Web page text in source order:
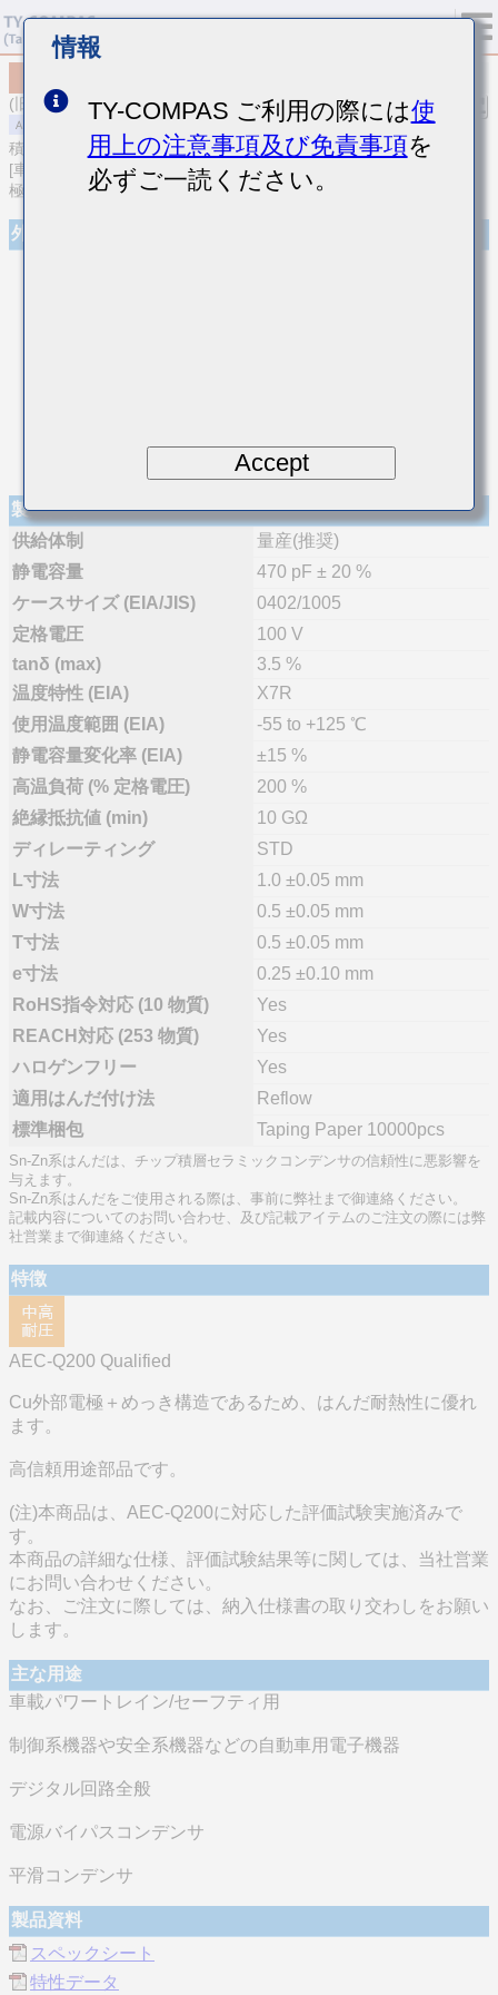
(旧品番 HMR105B7471MV-F)
積層セラミックコンデンサ
[車載パワートレイン/セーフティ用 (AEC-Q200 Qualified) Cu外部電
極品中高耐圧積層セラミックコンデンサ]
外観
製品仕様
供給体制
量産(推奨)
静電容量
470 pF ± 20 %
ケースサイズ (EIA/JIS)
0402/1005
定格電圧
100 V
tanδ (max)
3.5 %
温度特性 (EIA)
X7R
使用温度範囲 (EIA)
-55 to +125 ℃
静電容量変化率 (EIA)
±15 %
高温負荷 (% 定格電圧)
200 %
絶縁抵抗値 (min)
10 GΩ
ディレーティング
STD
L寸法
1.0 ±0.05 mm
W寸法
0.5 ±0.05 mm
T寸法
0.5 ±0.05 mm
e寸法
0.25 ±0.10 mm
RoHS指令対応 (10 物質)
Yes
REACH対応 (253 物質)
Yes
ハロゲンフリー
Yes
適用はんだ付け法
Reflow
標準梱包
Taping Paper 10000pcs
Sn-Zn系はんだは、チップ積層セラミックコンデンサの信頼性に悪影響を
与えます。
Sn-Zn系はんだをご使用される際は、事前に弊社まで御連絡ください。
記載内容についてのお問い合わせ、及び記載アイテムのご注文の際には弊
社営業まで御連絡ください。
特徴
AEC-Q200 Qualified
Cu外部電極＋めっき構造であるため、はんだ耐熱性に優れ
ます。
高信頼用途部品です。
(注)本商品は、AEC-Q200に対応した評価試験実施済みで
す。
本商品の詳細な仕様、評価試験結果等に関しては、当社営業
にお問い合わせください。
なお、ご注文に際しては、納入仕様書の取り交わしをお願い
します。
主な用途
車載パワートレイン/セーフティ用
制御系機器や安全系機器などの自動車用電子機器
デジタル回路全般
電源バイパスコンデンサ
平滑コンデンサ
製品資料
スペックシート
特性データ
情報
TY-COMPAS ご利用の際には使
用上の注意事項及び免責事項を
必ずご一読ください。
Accept